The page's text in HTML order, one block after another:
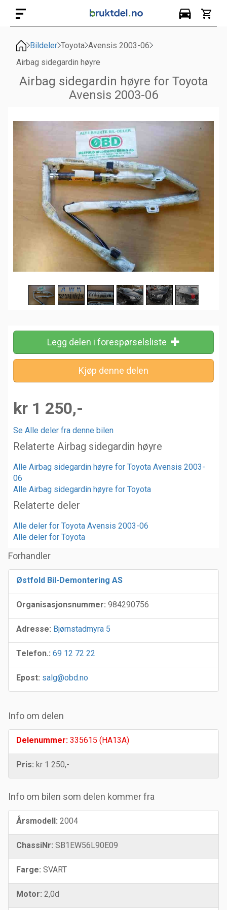
Bildeler Toyota Avensis 2003-06
Airbag sidegardin høyre
Airbag sidegardin høyre for Toyota
Avensis 2003-06
Legg delen i forespørselsliste
kr 1 250,-
Se Alle deler fra denne bilen
Relaterte Airbag sidegardin høyre
Alle Airbag sidegardin høyre for Toyota Avensis 2003-
06
Alle Airbag sidegardin høyre for Toyota
Relaterte deler
Alle deler for Toyota Avensis 2003-06
Alle deler for Toyota
Forhandler
Østfold Bil-Demontering AS
Organisasjonsnummer: 984290756
Adresse: Bjørnstadmyra 5
Telefon.: 69 12 72 22
Epost: salg@obd.no
Info om delen
Delenummer: 335615 (HA13A)
Pris: kr 1 250,-
Info om bilen som delen kommer fra
Årsmodell: 2004
ChassiNr: SB1EW56L90E09
Farge: SVART
Motor: 2,0d